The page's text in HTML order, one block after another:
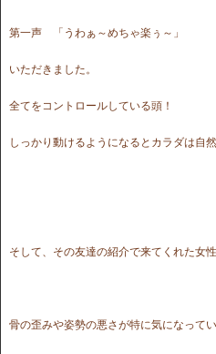
第一声 「うわぁ～めちゃ楽ぅ～」
いただきました。
全てをコントロールしている頭！
しっかり動けるようになるとカラダは自
そして、その友達の紹介で来てくれた女性
骨の歪みや姿勢の悪さが特に気になって